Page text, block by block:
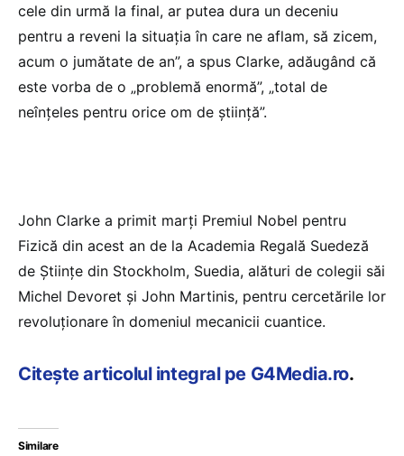
cele din urmă la final, ar putea dura un deceniu
pentru a reveni la situaţia în care ne aflam, să zicem,
acum o jumătate de an”, a spus Clarke, adăugând că
este vorba de o „problemă enormă”, „total de
neînţeles pentru orice om de ştiinţă”.
John Clarke a primit marţi Premiul Nobel pentru
Fizică din acest an de la Academia Regală Suedeză
de Ştiinţe din Stockholm, Suedia, alături de colegii săi
Michel Devoret şi John Martinis, pentru cercetările lor
revoluţionare în domeniul mecanicii cuantice.
Citește articolul integral pe G4Media.ro.
Similare